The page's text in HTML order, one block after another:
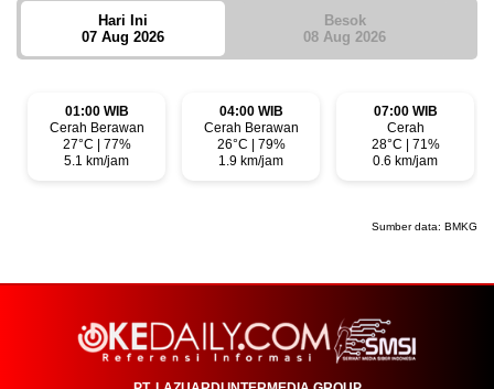
Hari Ini
07 Aug 2026
Besok
08 Aug 2026
01:00 WIB
Cerah Berawan
27°C | 77%
5.1 km/jam
04:00 WIB
Cerah Berawan
26°C | 79%
1.9 km/jam
07:00 WIB
Cerah
28°C | 71%
0.6 km/jam
Sumber data: BMKG